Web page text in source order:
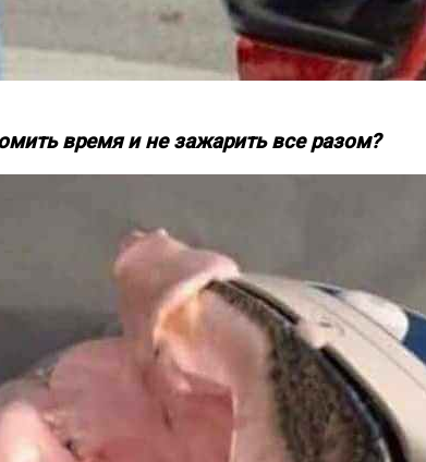
время и не зажарить все разом?